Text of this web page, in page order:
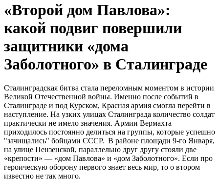
«Второй дом Павлова»:
какой подвиг повершили
защитники «дома
Заболотного» в Сталинграде
Сталинградская битва стала переломным моментом в истории
Великой Отечественной войны. Именно после событий в
Сталинграде и под Курском, Красная армия смогла перейти в
наступление. На узких улицах Сталинграда количество солдат
практически не имело значения. Армии Вермахта
приходилось постоянно делиться на группы, которые успешно
"зачищались" бойцами СССР. В районе площади 9-го Января,
на улице Пензенской, параллельно друг другу стояли две
«крепости» — «дом Павлова» и «дом Заболотного». Если про
героическую оборону первого знает весь мир, то о втором
известно не так много.